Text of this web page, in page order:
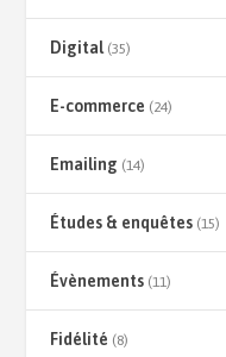
Digital (35)
E-commerce (24)
Emailing (14)
Études & enquêtes (15)
Évènements (11)
Fidélité (8)